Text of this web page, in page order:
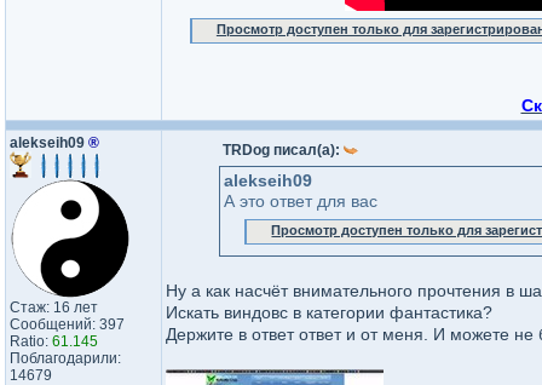
Просмотр доступен только для
alekseih09 ®
Стаж: 16 лет
Сообщений: 397
Ratio: 61.145
Поблагодарили:
14679
TRDog писал(а):
alekseih09
А это ответ для вас
Просмотр доступен только для
Ну а как насчёт внимательного прочтения в
Искать виндовс в категории фантастика?
Держите в ответ ответ и от меня. И можете не